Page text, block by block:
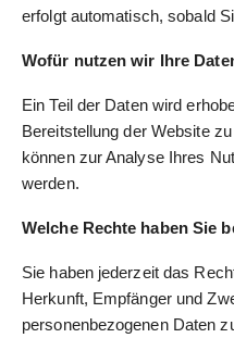
erfolgt automatisch, sobald
Wofür nutzen wir Ihre
Ein Teil der Daten wird
Bereitstellung der Website
können zur Analyse Ihres
werden.
Welche Rechte haben Sie
Sie haben jederzeit das
Herkunft, Empfänger und
personenbezogenen Daten